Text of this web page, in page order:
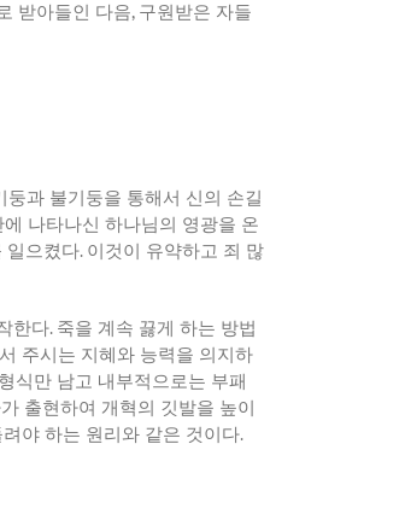
받아들인 다음, 구원받은 자들
과 불기둥을 통해서 신의 손길
나타나신 하나님의 영광을 온
일으켰다. 이것이 유약하고 죄 많
한다. 죽을 계속 끓게 하는 방법
주시는 지혜와 능력을 의지하
식만 남고 내부적으로는 부패
출현하여 개혁의 깃발을 높이
야 하는 원리와 같은 것이다.